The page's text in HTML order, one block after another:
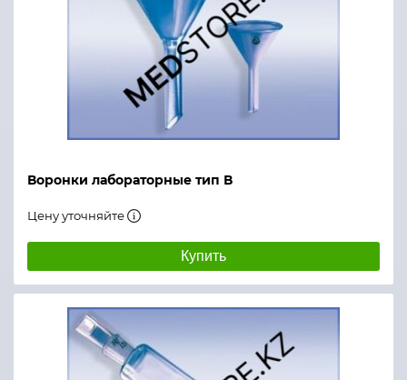
Воронки лабораторные тип В
Цену уточняйте
Купить